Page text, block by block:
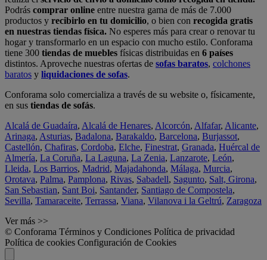
Podrás comprar online entre nuestra gama de más de 7.000
productos y recibirlo en tu domicilio, o bien con recogida gratis
en nuestras tiendas física. No esperes más para crear o renovar tu
hogar y transformarlo en un espacio con mucho estilo. Conforama
tiene 300 tiendas de muebles físicas distribuidas en 6 países
distintos. Aproveche nuestras ofertas de sofas baratos, colchones
baratos y liquidaciones de sofas.
Conforama solo comercializa a través de su website o, físicamente,
en sus tiendas de sofás.
Alcalá de Guadaíra, Alcalá de Henares, Alcorcón, Alfafar, Alicante,
Arinaga, Asturias, Badalona, Barakaldo, Barcelona, Burjassot,
Castellón, Chafiras, Cordoba, Elche, Finestrat, Granada, Huércal de
Almería, La Coruña, La Laguna, La Zenia, Lanzarote, León,
Lleida, Los Barrios, Madrid, Majadahonda, Málaga, Murcia,
Orotava, Palma, Pamplona, Rivas, Sabadell, Sagunto, Salt, Girona,
San Sebastian, Sant Boi, Santander, Santiago de Compostela,
Sevilla, Tamaraceite, Terrassa, Viana, Vilanova i la Geltrú, Zaragoza
Ver más >>
© Conforama Términos y Condiciones Política de privacidad
Política de cookies Configuración de Cookies